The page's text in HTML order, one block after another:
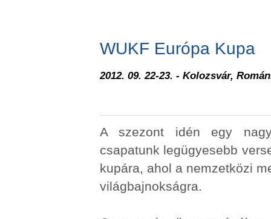
WUKF Európa Kupa
2012. 09. 22-23. - Kolozsvár,
A szezont idén egy
csapatunk legügyesebb
kupára, ahol a nemzetközi
világbajnokságra.